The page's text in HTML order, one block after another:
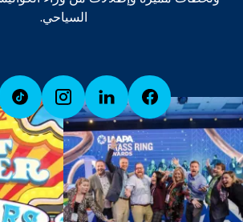
السياحي.